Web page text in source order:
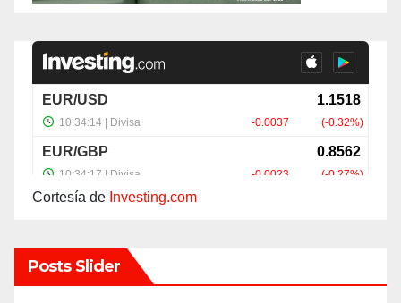
Cortesía de Investing.com
Posts Slider